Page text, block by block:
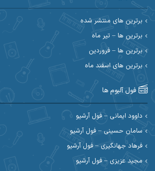
احسان حیدری احسان
احسان رمضانی احسان
احسان کریمی احسان
احسان مرادیان احمد
احمد بیرانوند
احمد صحراییان
احمد نازدار احمد نوریان
برترین های منتشر شده
برترین ها – تیر ماه
برترین ها – فروردین
برترین های اسفند ماه
فول آلبوم ها
داوود ایمانی – فول آرشیو
سامان حسینی – فول آرشیو
فرهاد جهانگیری – فول آرشیو
مجید عزیزی – فول آرشیوعضویت در کانال روبیکا